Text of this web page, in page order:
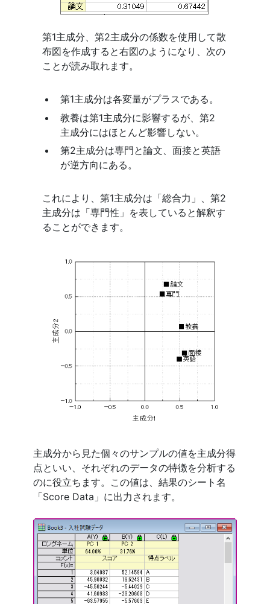
第1主成分、第2主成分の係数を使用して散
布図を作成すると右図のようになり、次の
ことが読み取れます。
第1主成分は各変量がプラスである。
教養は第1主成分に影響するが、第2
主成分にはほとんど影響しない。
第2主成分は専門と論文、面接と英語
が逆方向にある。
これにより、第1主成分は「総合力」、第2
主成分は「専門性」を表していると解釈す
ることができます。
主成分から見た個々のサンプルの値を主成分得
点といい、それぞれのデータの特徴を分析する
のに役立ちます。この値は、結果のシート名
「Score Data」に出力されます。